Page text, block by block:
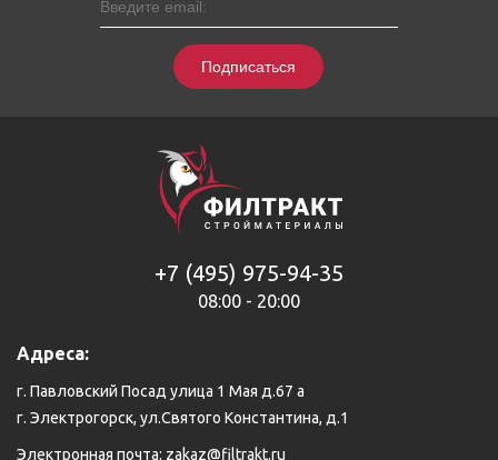
Подписаться
+7 (495) 975-94-35
08:00 - 20:00
Адреса:
г. Павловский Посад улица 1 Мая д.67 а
г. Электрогорск, ул.Святого Константина, д.1
Электронная почта: zakaz@filtrakt.ru